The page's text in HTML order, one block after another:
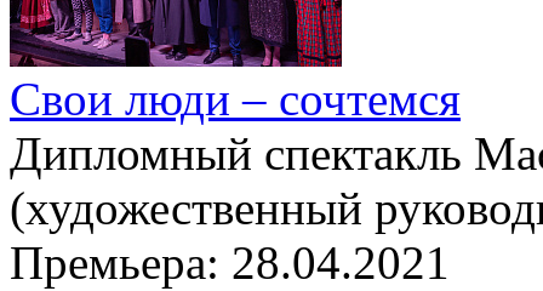
Свои люди – сочтемся
Дипломный спектакль
(художественный
Премьера: 28.04.2021